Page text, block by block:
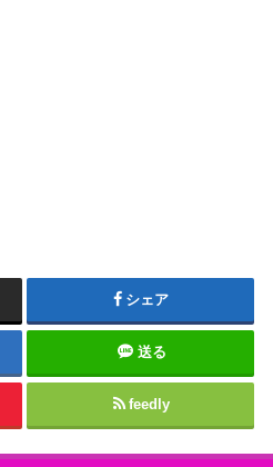
シェア
送る
feedly